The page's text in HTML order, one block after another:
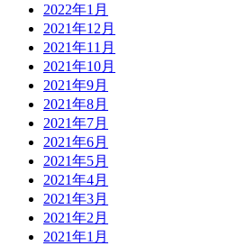
2022年1月
2021年12月
2021年11月
2021年10月
2021年9月
2021年8月
2021年7月
2021年6月
2021年5月
2021年4月
2021年3月
2021年2月
2021年1月